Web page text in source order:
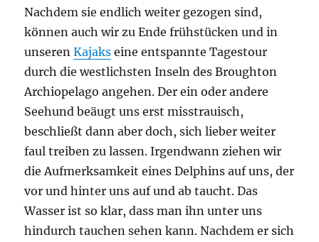
Nachdem sie endlich weiter gezogen sind,
können auch wir zu Ende frühstücken und in
unserenKajaks eine entspannte Tagestour
durch die westlichsten Inseln des Broughton
Archiopelago angehen. Der ein oder andere
Seehund beäugt uns erst misstrauisch,
beschließt dann aber doch, sich lieber weiter
faul treiben zu lassen. Irgendwann ziehen wir
die Aufmerksamkeit eines Delphins auf uns, der
vor und hinter uns auf und ab taucht. Das
Wasser ist so klar, dass man ihn unter uns
hindurch tauchen sehen kann. Nachdem er sich